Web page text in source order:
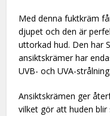
Med denna fuktkräm
djupet och den är
uttorkad hud. Den har
ansiktskrämer har
UVB- och UVA-strålning.
Ansiktskrämen ger
vilket gör att huden